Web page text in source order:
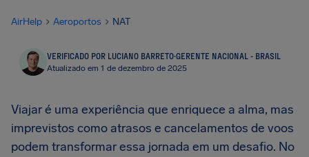
AirHelp Aeroportos NAT
VERIFICADO POR LUCIANO BARRETO·GERENTE NACIONAL - BRASIL
Atualizado em 1 de dezembro de 2025
Viajar é uma experiência que enriquece a alma, mas
imprevistos como atrasos e cancelamentos de voos
podem transformar essa jornada em um desafio. No